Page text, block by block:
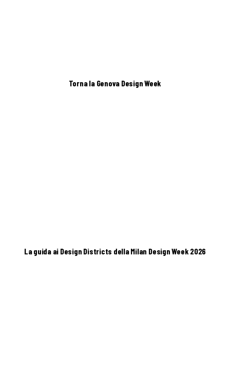
Torna la Genova Design Week
La guida ai Design Districts della Milan Design Week 2026